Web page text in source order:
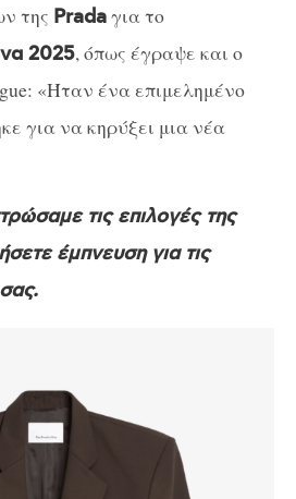
της Pradaγια το
2025, όπως έγραψε και ο
«Ήταν ένα επιμελημένο
για να κηρύξει μια νέα
τις επιλογές της
έμπνευση για τις